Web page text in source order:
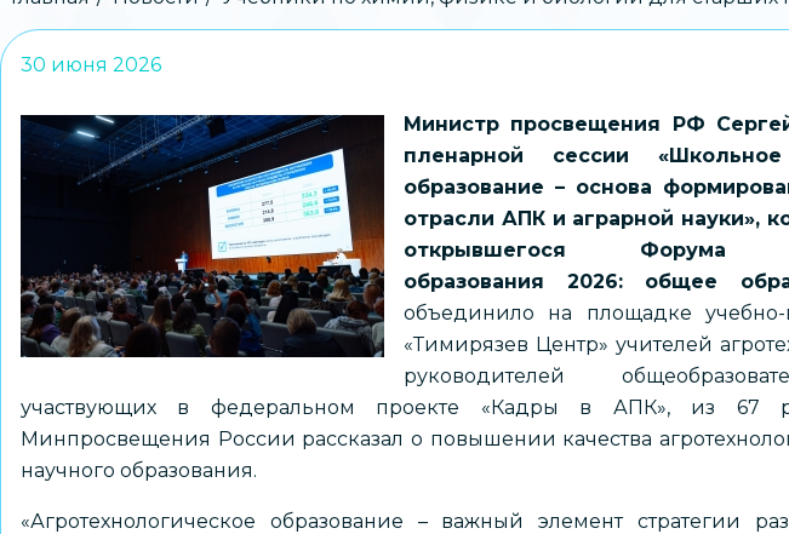
навигации
30 июня 2026
Министр просвещения РФ
пленарной сессии «Школьное
образование – основа
отрасли АПК и аграрной науки»,
открывшегося Форума
образования 2026: общее
объединило на площадке учебно-
«Тимирязев Центр» учителей
руководителей
участвующих в федеральном проекте «Кадры в АПК», из 67
Минпросвещения России рассказал о повышении качества
научного образования.
«Агротехнологическое образование – важный элемент стратегии